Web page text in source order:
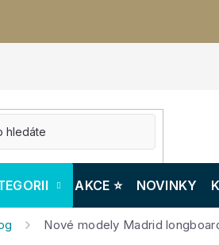
AKCE ⭐️ NOVINKY
Nové modely Madrid